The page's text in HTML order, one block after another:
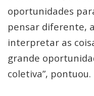
oportunidades
pensar diferente,
interpretar as
grande
coletiva”, pontuou.